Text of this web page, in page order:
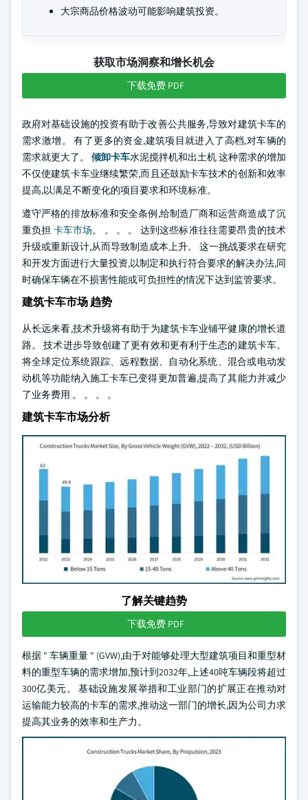
大宗商品价格波动可能影响建筑投资。
获取市场洞察和增长机会
下载免费 PDF
政府对基础设施的投资有助于改善公共服务,导致对建筑卡车的
需求激增。 有了更多的资金,建筑项目就进入了高档,对车辆的
需求就更大了。 倾卸卡车水泥搅拌机和出土机 这种需求的增加
不仅使建筑卡车业继续繁荣,而且还鼓励卡车技术的创新和效率
提高,以满足不断变化的项目要求和环境标准。
遵守严格的排放标准和安全条例,给制造厂商和运营商造成了沉
重负担 卡车市场。 。 。 。 达到这些标准往往需要昂贵的技术
升级或重新设计,从而导致制造成本上升。 这一挑战要求在研究
和开发方面进行大量投资,以制定和执行符合要求的解决办法,同
时确保车辆在不损害性能或可负担性的情况下达到监管要求。
建筑卡车市场 趋势
从长远来看,技术升级将有助于为建筑卡车业铺平健康的增长道
路。 技术进步导致创建了更有效和更有利于生态的建筑卡车。
将全球定位系统跟踪、远程数据、自动化系统、混合或电动发
动机等功能纳入施工卡车已变得更加普遍,提高了其能力并减少
了业务费用 。 。 。 。
建筑卡车市场分析
了解关键趋势
下载免费 PDF
根据 " 车辆重量 " (GVW),由于对能够处理大型建筑项目和重型材
料的重型车辆的需求增加,预计到2032年,上述40吨车辆段将超过
300亿美元。 基础设施发展举措和工业部门的扩展正在推动对
运输能力较高的卡车的需求,推动这一部门的增长,因为公司力求
提高其业务的效率和生产力。